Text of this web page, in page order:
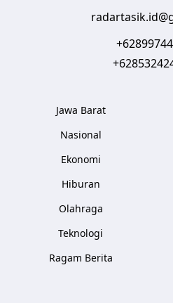
Jawa Barat
Nasional
Ekonomi
Hiburan
Olahraga
Teknologi
Ragam Berita